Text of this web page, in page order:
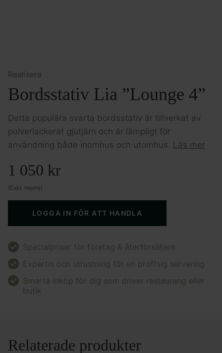
Realisera
Bordsstativ Lia ”Lounge 4”
Detta populära svarta bordsstativ är tillverkat av
pulverlackerat gjutjärn och är lämpligt för
användning både inomhus och utomhus. Läs mer
1 050 kr
(Exkl. moms)
LOGGA IN FÖR ATT HANDLA
Specialpriser för företag & återförsäljare
Expertis och utrustning för en proffsig servering
Smarta inköp för dig som driver restaurang eller
butik
Relaterade produkter